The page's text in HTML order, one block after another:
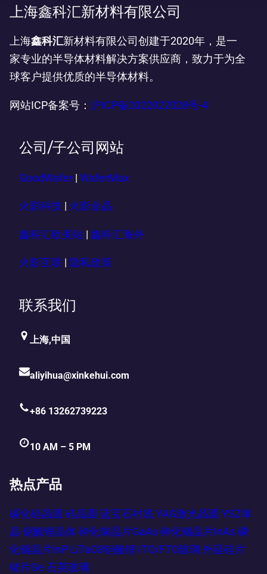
上海鑫科汇新材料有限公司
上海鑫科汇新材料有限公司创建于2020年，是一
家专业的半导体材料解决方案供应商，致力于为全
球客户提供优质的半导体材料。
网站ICP备案号： 沪ICP备2022022028号-4
公司/子公司网站
GoodWafer | WaferMax
火影科技 火影金晶
鑫科汇欧美站 | 鑫科汇海外
火影互联 隐私政策
联系我们
上海,中国
aliyihua@xinkehui.com
+86 13262739223
10 AM – 5 PM
热点产品
碳化硅晶圆 硅晶圆 蓝宝石衬底 YAG激光晶圆 YSZ单
晶 铌酸锂晶体 砷化镓晶片GaAs 砷化铟晶片InAs 磷
化铟晶片InP LiTaO3钽酸锂 ITO/FTO玻璃 外延硅片
锗片Ge 石英玻璃